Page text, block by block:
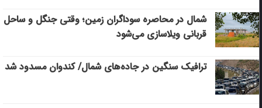
شمال در محاصره سوداگران زمین؛ وقتی جنگل و ساحل
قربانی ویلاسازی می‌شود
ترافیک سنگین در جاده‌های شمال/ کندوان مسدود شد